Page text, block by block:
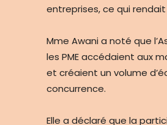
entreprises, ce qui
Mme Awani a noté que
les PME accédaient aux
et créaient un volume
concurrence.
Elle a déclaré que la